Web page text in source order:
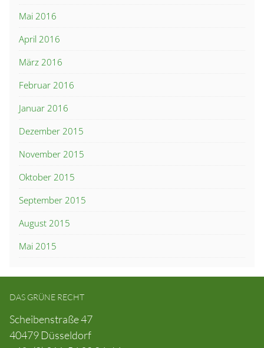
Mai 2016
April 2016
März 2016
Februar 2016
Januar 2016
Dezember 2015
November 2015
Oktober 2015
September 2015
August 2015
Mai 2015
DAS GRÜNE RECHT
Scheibenstraße 47
40479 Düsseldorf